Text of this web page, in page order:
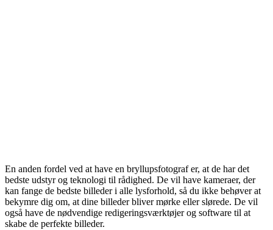
En anden fordel ved at have en bryllupsfotograf er, at de har det
bedste udstyr og teknologi til rådighed. De vil have kameraer, der
kan fange de bedste billeder i alle lysforhold, så du ikke behøver at
bekymre dig om, at dine billeder bliver mørke eller slørede. De vil
også have de nødvendige redigeringsværktøjer og software til at
skabe de perfekte billeder.